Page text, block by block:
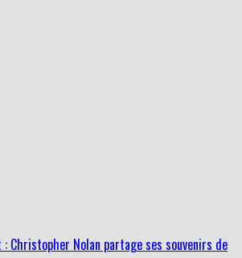
sont les nommés ?